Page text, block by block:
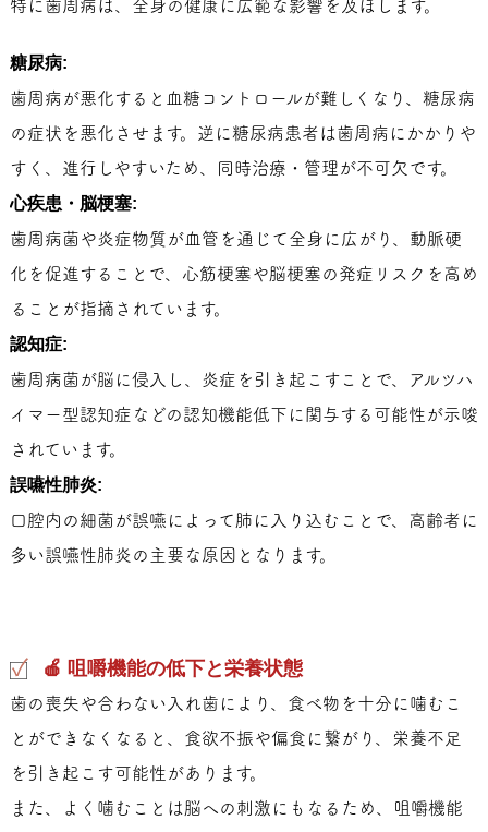
特に歯周病は、全身の健康に広範な影響を及ぼします。
糖尿病:
歯周病が悪化すると血糖コントロールが難しくなり、糖尿病
の症状を悪化させます。逆に糖尿病患者は歯周病にかかりや
すく、進行しやすいため、同時治療・管理が不可欠です。
心疾患・脳梗塞:
歯周病菌や炎症物質が血管を通じて全身に広がり、動脈硬
化を促進することで、心筋梗塞や脳梗塞の発症リスクを高め
ることが指摘されています。
認知症:
歯周病菌が脳に侵入し、炎症を引き起こすことで、アルツハ
イマー型認知症などの認知機能低下に関与する可能性が示唆
されています。
誤嚥性肺炎:
口腔内の細菌が誤嚥によって肺に入り込むことで、高齢者に
多い誤嚥性肺炎の主要な原因となります。
🍎 咀嚼機能の低下と栄養状態
歯の喪失や合わない入れ歯により、食べ物を十分に噛むこ
とができなくなると、食欲不振や偏食に繋がり、栄養不足
を引き起こす可能性があります。
また、よく噛むことは脳への刺激にもなるため、咀嚼機能